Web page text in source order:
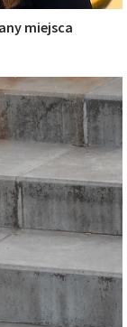
miejsca